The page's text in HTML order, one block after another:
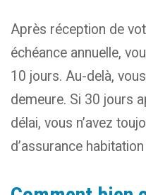
Après réception de
échéance annuelle,
10 jours. Au-delà,
demeure. Si 30 jours
délai, vous n’avez
d’assurance